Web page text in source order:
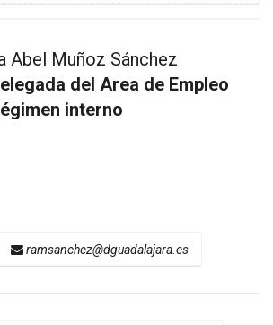
Abel Muñoz Sánchez
del Area de Empleo
interno
ramsanchez@dguadalajara.es